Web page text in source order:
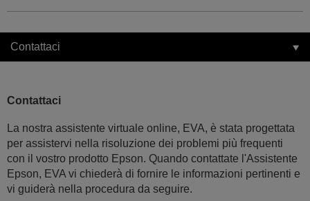
Contattaci
Contattaci
La nostra assistente virtuale online, EVA, è stata progettata
per assistervi nella risoluzione dei problemi più frequenti
con il vostro prodotto Epson. Quando contattate l'Assistente
Epson, EVA vi chiederà di fornire le informazioni pertinenti e
vi guiderà nella procedura da seguire.